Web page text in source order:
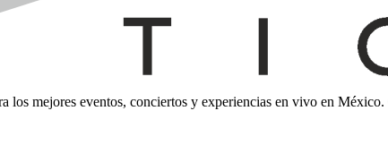
los mejores eventos, conciertos y experiencias en vivo en